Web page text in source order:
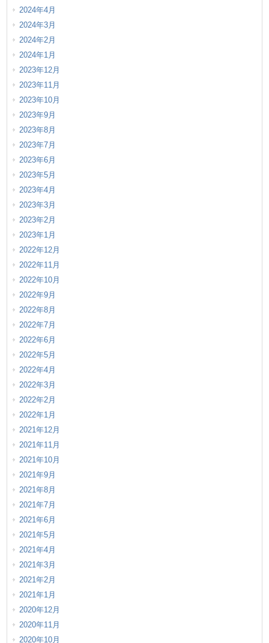
2024年4月
2024年3月
2024年2月
2024年1月
2023年12月
2023年11月
2023年10月
2023年9月
2023年8月
2023年7月
2023年6月
2023年5月
2023年4月
2023年3月
2023年2月
2023年1月
2022年12月
2022年11月
2022年10月
2022年9月
2022年8月
2022年7月
2022年6月
2022年5月
2022年4月
2022年3月
2022年2月
2022年1月
2021年12月
2021年11月
2021年10月
2021年9月
2021年8月
2021年7月
2021年6月
2021年5月
2021年4月
2021年3月
2021年2月
2021年1月
2020年12月
2020年11月
2020年10月